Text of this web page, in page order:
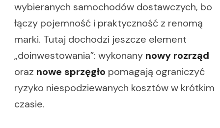
wybieranych samochodów dostawczych, bo
łączy pojemność i praktyczność z renomą
marki. Tutaj dochodzi jeszcze element
„doinwestowania”: wykonany nowy rozrząd
oraz nowe sprzęgło pomagają ograniczyć
ryzyko niespodziewanych kosztów w krótkim
czasie.